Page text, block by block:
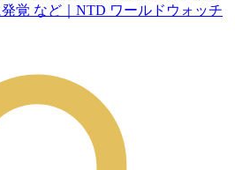
覚 など｜NTD ワールドウォッチ